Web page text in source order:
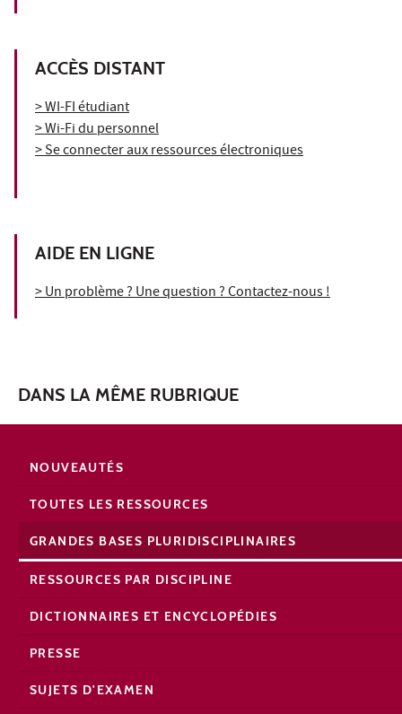
ACCÈS DISTANT
> WI-FI étudiant
> Wi-Fi du personnel
> Se connecter aux ressources électroniques
AIDE EN LIGNE
> Un problème ? Une question ? Contactez-nous !
DANS LA MÊME RUBRIQUE
NOUVEAUTÉS
TOUTES LES RESSOURCES
GRANDES BASES PLURIDISCIPLINAIRES
RESSOURCES PAR DISCIPLINE
DICTIONNAIRES ET ENCYCLOPÉDIES
PRESSE
SUJETS D'EXAMEN